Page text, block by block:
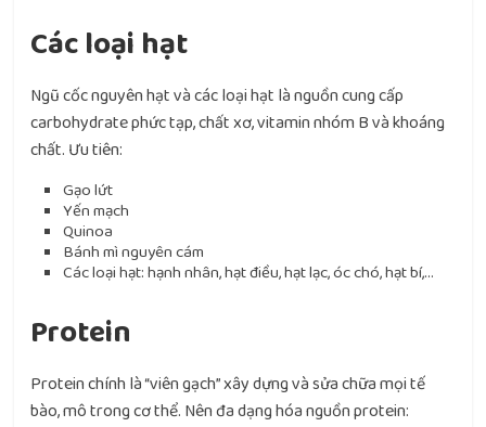
Các loại hạt
Ngũ cốc nguyên hạt và các loại hạt là nguồn cung cấp
carbohydrate phức tạp, chất xơ, vitamin nhóm B và khoáng
chất. Ưu tiên:
Gạo lứt
Yến mạch
Quinoa
Bánh mì nguyên cám
Các loại hạt: hạnh nhân, hạt điều, hạt lạc, óc chó, hạt bí,…
Protein
Protein chính là “viên gạch” xây dựng và sửa chữa mọi tế
bào, mô trong cơ thể. Nên đa dạng hóa nguồn protein: